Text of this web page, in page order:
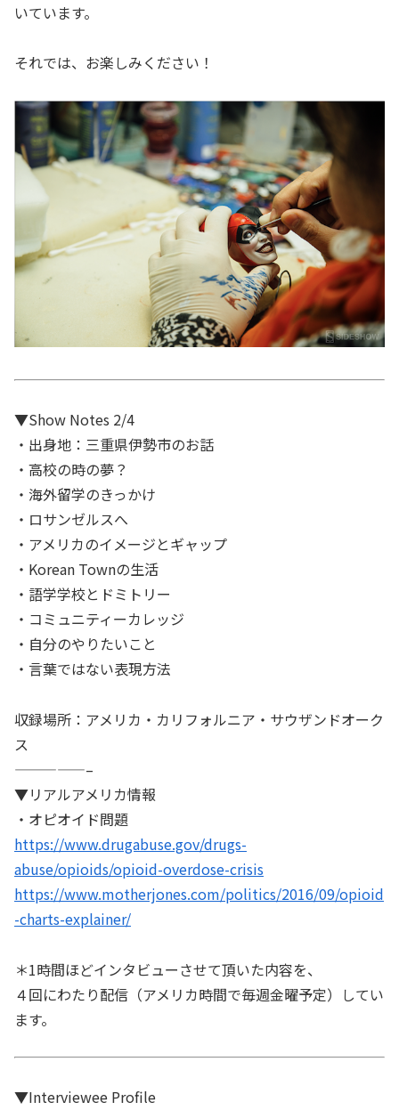
いています。
それでは、お楽しみください！
▼Show Notes 2/4
・出身地：三重県伊勢市のお話
・高校の時の夢？
・海外留学のきっかけ
・ロサンゼルスへ
・アメリカのイメージとギャップ
・Korean Townの生活
・語学学校とドミトリー
・コミュニティーカレッジ
・自分のやりたいこと
・言葉ではない表現方法
収録場所：アメリカ・カリフォルニア・サウザンドオーク
ス
—————–
▼リアルアメリカ情報
・オピオイド問題
https://www.drugabuse.gov/drugs-
abuse/opioids/opioid-overdose-crisis
https://www.motherjones.com/politics/2016/09/opioid
-charts-explainer/
＊1時間ほどインタビューさせて頂いた内容を、
４回にわたり配信（アメリカ時間で毎週金曜予定）してい
ます。
▼Interviewee Profile